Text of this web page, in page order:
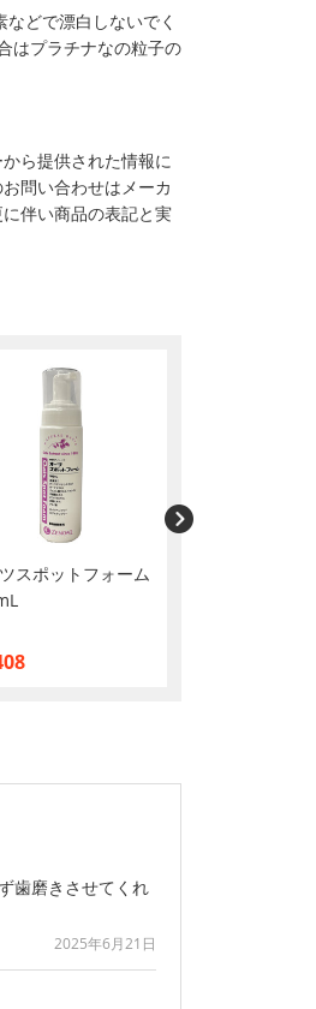
どで漂白しないでく
はプラチナなの粒子の
ら提供された情報に
問い合わせはメーカ
伴い商品の表記と実
スポットフォーム
歯磨きさせてくれ
2025年6月21日